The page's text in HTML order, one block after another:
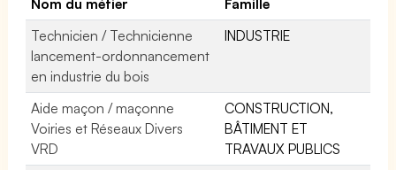
Technicien / Technicienne
lancement-ordonnancement
en industrie du bois
INDUSTRIE
Aide maçon / maçonne
Voiries et Réseaux Divers
VRD
CONSTRUCTION,
BÂTIMENT ET
TRAVAUX PUBLICS